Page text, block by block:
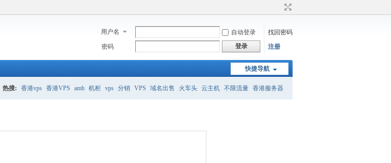
用户名 自动登录
找回密码
密码
登录 注册
快捷导航
热搜: 香港vps 香港VPS amh 机柜 vps 分销 VPS 域名出售 火车头 云主机 不限流量 香港服务器